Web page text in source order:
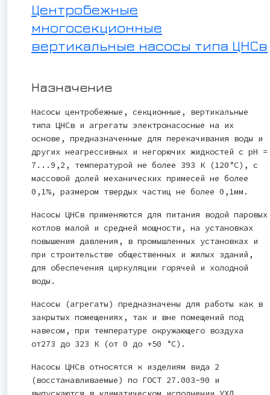
Центробежные
многосекционные
вертикальные насосы типа ЦНСв
Назначение
Насосы центробежные, секционные, вертикальные
типа ЦНСв и агрегаты электронасосные на их
основе, предназначенные для перекачивания воды и
других неагрессивных и негорючих жидкостей с рН =
7...9,2, температурой не более 393 К (120°С), с
массовой долей механических примесей не более
0,1%, размером твердых частиц не более 0,1мм.
Насосы ЦНСв применяются для питания водой паровых
котлов малой и средней мощности, на установках
повышения давления, в промышленных установках и
при строительстве общественных и жилых зданий,
для обеспечения циркуляции горячей и холодной
воды.
Насосы (агрегаты) предназначены для работы как в
закрытых помещениях, так и вне помещений под
навесом, при температуре окружающего воздуха
от273 до 323 К (от 0 до +50 °С).
Насосы ЦНСв относятся к изделиям вида 2
(восстанавливаемые) по ГОСТ 27.003-90 и